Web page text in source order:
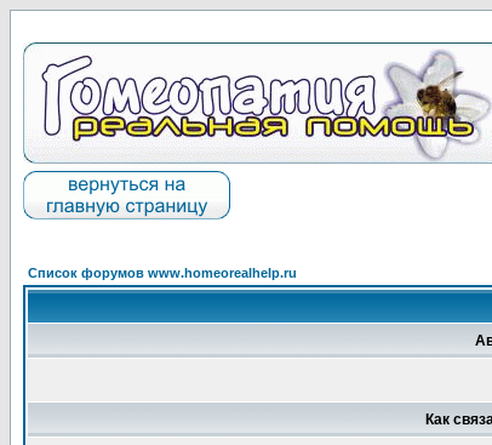
Список форумов www.homeorealhelp.ru
Как